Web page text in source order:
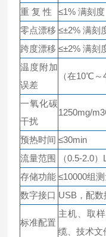
重 复 性
≤1% 满刻度
零点漂移 ≤±2% 满刻
跨度漂移 ≤±2% 满刻
温度附加
误差
（在10℃
一氧化碳
干扰
1250mg/
预热时间 ≤30min
流量范围
（0.5-2.0
存储功能 ≤10000组
数字接口 USB，配
标准配置
主机、取
缆、技术文